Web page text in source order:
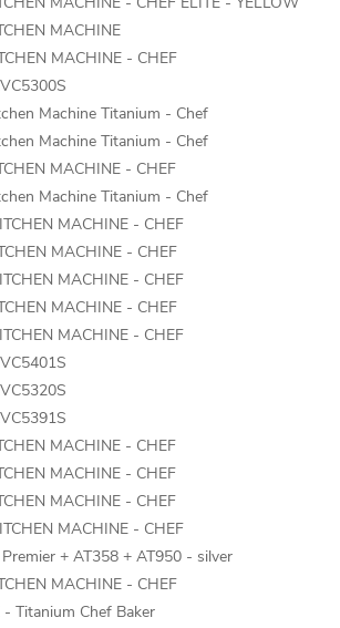
MACHINE
MACHINE - CHEF
Machine Titanium - Chef
Machine Titanium - Chef
MACHINE - CHEF
Machine Titanium - Chef
MACHINE - CHEF
MACHINE - CHEF
MACHINE - CHEF
MACHINE - CHEF
MACHINE - CHEF
MACHINE - CHEF
MACHINE - CHEF
MACHINE - CHEF
MACHINE - CHEF
+ AT358 + AT950 - silver
MACHINE - CHEF
- Titanium Chef Baker